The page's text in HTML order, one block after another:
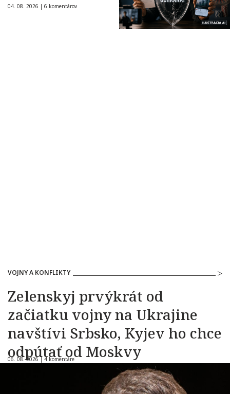
04. 08. 2026 | 6 komentárov
VOJNY A KONFLIKTY
Zelenskyj prvýkrát od
začiatku vojny na Ukrajine
navštívi Srbsko, Kyjev ho chce
odpútať od Moskvy
06. 08. 2026 | 4 komentáre